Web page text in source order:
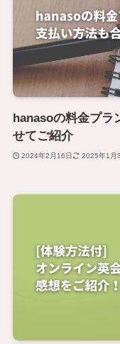
hanasoの料金プラ
せてご紹介
2024年2月16日 2025年1月